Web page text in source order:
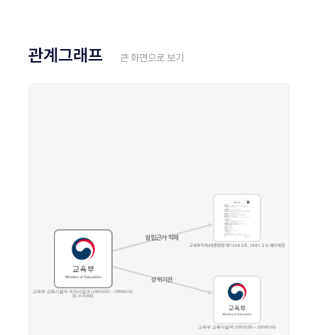
관계그래프 큰 화면으로 보기